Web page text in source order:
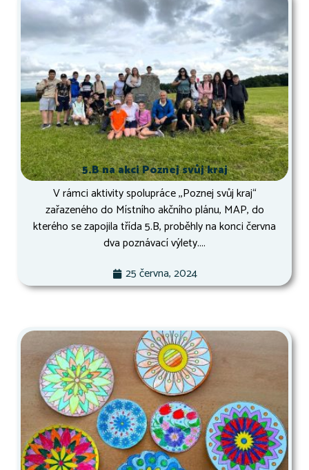
5.B na akci Poznej svůj kraj
V rámci aktivity spolupráce ,,Poznej svůj kraj“
zařazeného do Místního akčního plánu, MAP, do
kterého se zapojila třída 5.B, proběhly na konci června
dva poznávací výlety....
25 června, 2024